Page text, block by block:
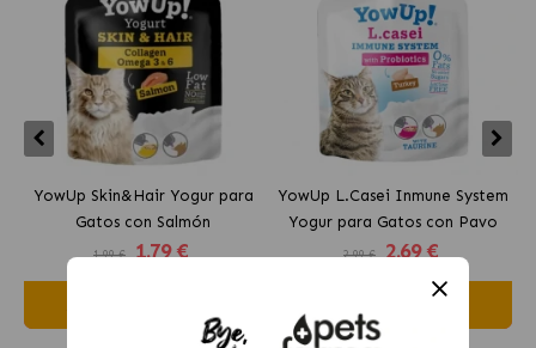
YowUp Skin&Hair Yogur para
Gatos con Salmón
1.99 € 1.79 €
YowUp L.Casei Inmune System
Yogur para Gatos con Pavo
2.99 € 2.69 €